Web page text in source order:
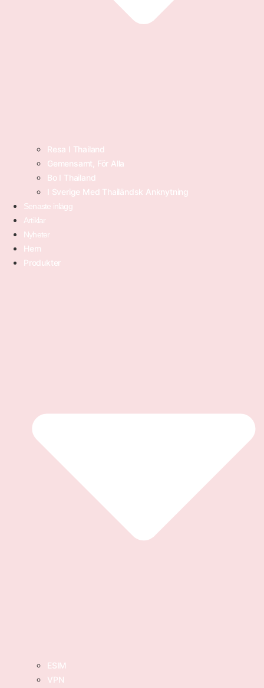
Resa I Thailand
Gemensamt, För Alla
Bo I Thailand
I Sverige Med Thailändsk Anknytning
Senaste inlägg
Artiklar
Nyheter
Hem
Produkter
ESIM
VPN